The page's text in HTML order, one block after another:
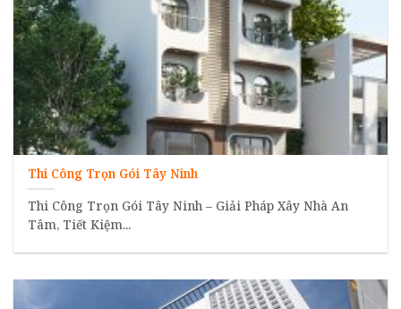
Thi Công Trọn Gói Tây Ninh
Thi Công Trọn Gói Tây Ninh – Giải Pháp Xây Nhà An
Tâm, Tiết Kiệm...